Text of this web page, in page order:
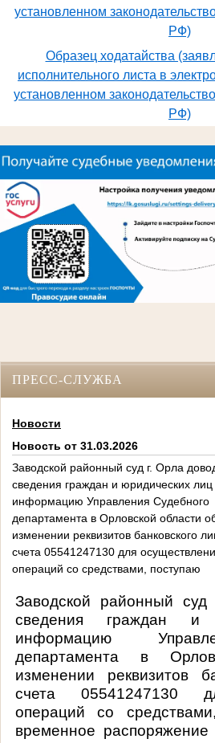
установленном
РФ)
Образец ходатайства
исполнительного листа в
установленном
РФ)
ПРЕСС-СЛУЖБА
Новости
Новость от 31.03.2026
Заводской районный суд г. Орла
сведения граждан и юридических лиц
информацию Управления Судебного
департамента в Орловской области
изменении реквизитов банковского
счета 05541247130 для
операций со средствами, поступаю
Заводской районный
сведения граждан и
информацию
департамента в
изменении реквизитов
счета 05541247130
операций со
временное